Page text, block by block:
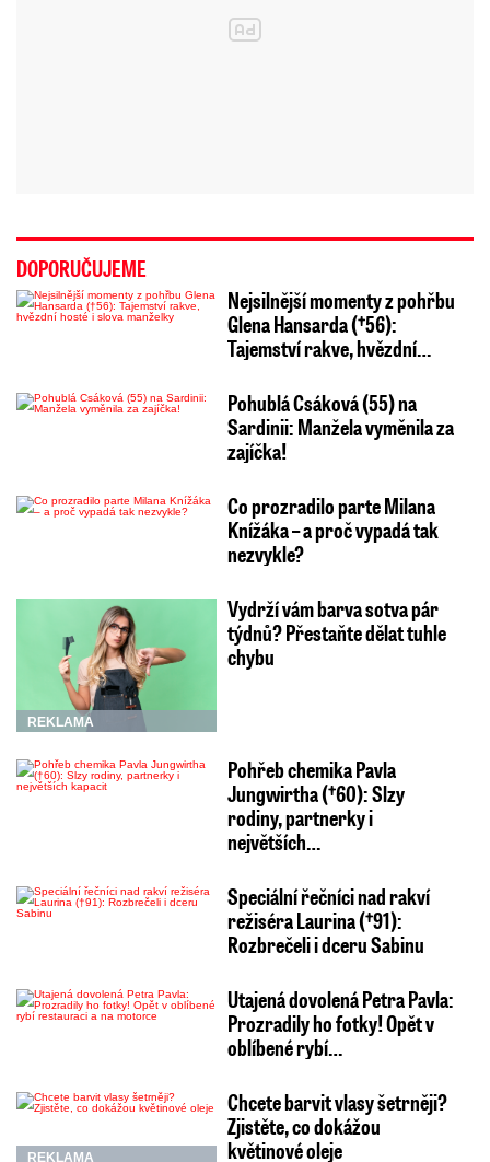
DOPORUČUJEME
Nejsilnější momenty z pohřbu
Glena Hansarda (†56):
Tajemství rakve, hvězdní…
Pohublá Csáková (55) na
Sardinii: Manžela vyměnila za
zajíčka!
Co prozradilo parte Milana
Knížáka – a proč vypadá tak
nezvykle?
REKLAMA
Vydrží vám barva sotva pár
týdnů? Přestaňte dělat tuhle
chybu
Pohřeb chemika Pavla
Jungwirtha (†60): Slzy
rodiny, partnerky i
největších…
Speciální řečníci nad rakví
režiséra Laurina (†91):
Rozbrečeli i dceru Sabinu
Utajená dovolená Petra Pavla:
Prozradily ho fotky! Opět v
oblíbené rybí…
REKLAMA
Chcete barvit vlasy šetrněji?
Zjistěte, co dokážou
květinové oleje